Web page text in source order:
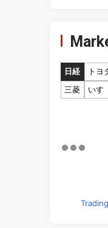
日経 トヨ
三菱
いすゞ